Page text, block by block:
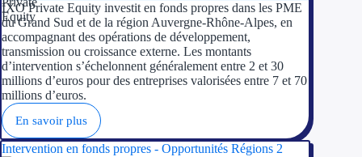
Par financeur
Aides par
Aides
IXO Private Equity investit en fonds propres dans les PME
du Grand Sud et de la région Auvergne-Rhône-Alpes, en
accompagnant des opérations de développement,
transmission ou croissance externe. Les montants
d’intervention s’échelonnent généralement entre 2 et 30
millions d’euros pour des entreprises valorisées entre 7 et 70
millions d’euros.
En savoir plus
Intervention en fonds propres - Opportunités Régions 2